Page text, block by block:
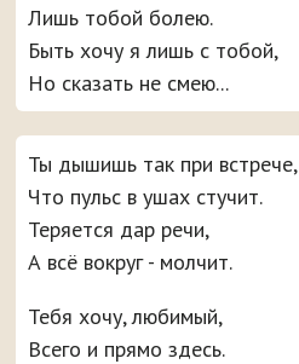
Лишь тобой болею.
Быть хочу я лишь с тобой,
Но сказать не смею...
Ты дышишь так при встрече,
Что пульс в ушах стучит.
Теряется дар речи,
А всё вокруг - молчит.
Тебя хочу, любимый,
Всего и прямо здесь.